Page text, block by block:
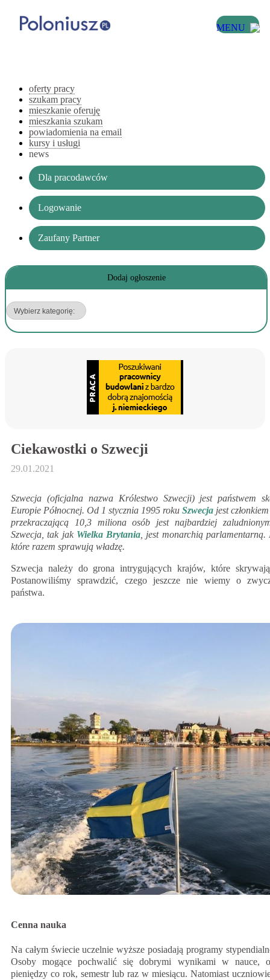
MENU
oferty pracy
szukam pracy
mieszkanie oferuję
mieszkania szukam
powiadomienia na email
kursy i usługi
news
Dla pracodawców
Logowanie
Zaufany Partner
Dodaj ogłoszenie
Ciekawostki o Szwecji
29.01.2021
Szwecja (oficjalna nazwa Królestwo Szwecji) jest państwem
Europie Północnej. Od 1 stycznia 1995 roku Szwecja jest
przekraczającą 10,3 miliona osób jest najbardziej
Szwecja, tak jak Wielka Brytania , jest monarchią
które razem sprawują władzę.
Szwecja należy do grona intrygujących krajów, które
Postanowiliśmy sprawdzić, czego jeszcze nie wiemy o
państwa.
Cenna nauka
Na całym świecie uczelnie wyższe posiadają programy
Osoby mogące pochwalić się dobrymi wynikami w nauce,
pieniędzy co rok, semestr lub raz w miesiącu. Natomiast